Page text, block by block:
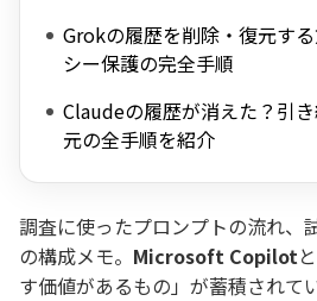
Grokの履歴を削除・復元す
シー保護の完全手順
Claudeの履歴が消えた？引
元の全手順を紹介
調査に使ったプロンプトの流れ、
の構成メモ。 Microsoft Copilot
す価値があるもの」が蓄積されて